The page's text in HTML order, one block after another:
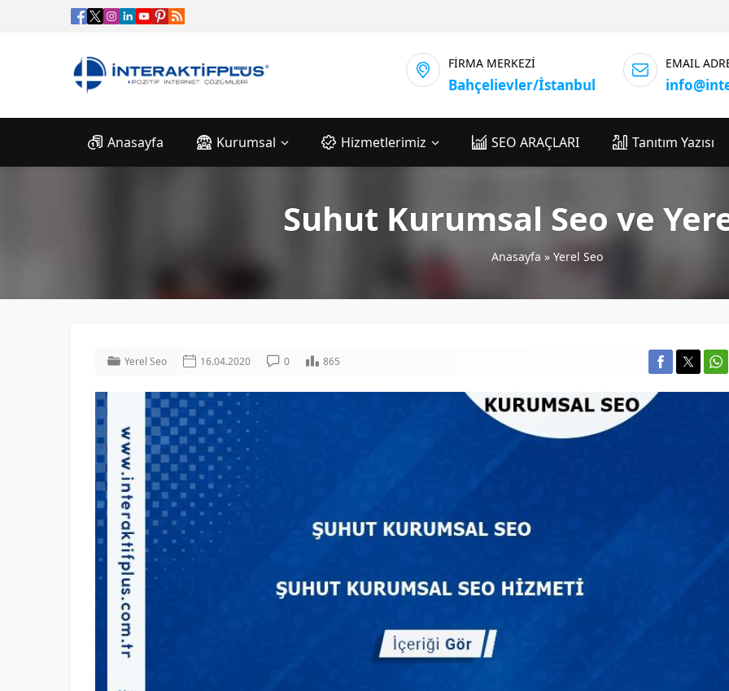
FİRMA MERKEZİ
Bahçelievler/İstanbul
EMAIL
Anasayfa Kurumsal Hizmetlerimiz SEO ARAÇLARI Tanıtım Yazısı
Suhut Kurumsal Seo ve
Anasayfa » Yerel Seo
Yerel Seo 16.04.2020 0 865